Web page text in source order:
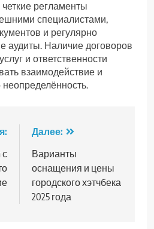
регламенты
специалистами,
и регулярно
аудиты. Наличие договоров
и ответственности
взаимодействие и
с
Далее:
Варианты
оснащения и цены
городского хэтчбека
2025 года